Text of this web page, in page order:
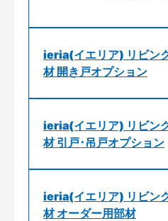
ieria(イエリア) リビン
材 開き戸オプション
ieria(イエリア) リビン
材 引戸･吊戸オプション
ieria(イエリア) リビン
材 オーダー用部材